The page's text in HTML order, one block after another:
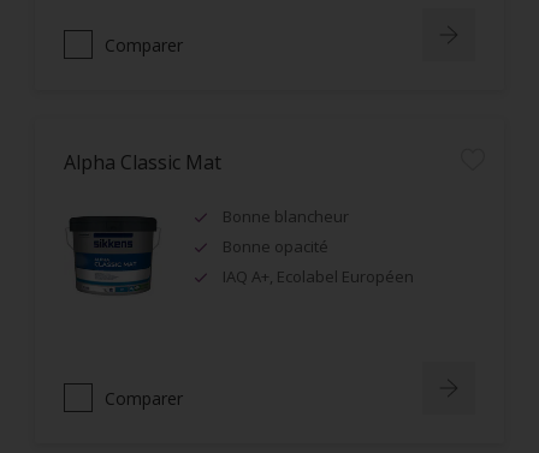
Comparer
Alpha Classic Mat
Bonne blancheur
Bonne opacité
IAQ A+, Ecolabel Européen
Comparer